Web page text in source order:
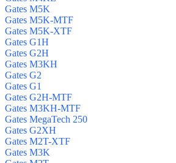
Gates M5K
Gates M5K-MTF
Gates M5K-XTF
Gates G1H
Gates G2H
Gates M3KH
Gates G2
Gates G1
Gates G2H-MTF
Gates M3KH-MTF
Gates MegaTech 250
Gates G2XH
Gates M2T-XTF
Gates M3K